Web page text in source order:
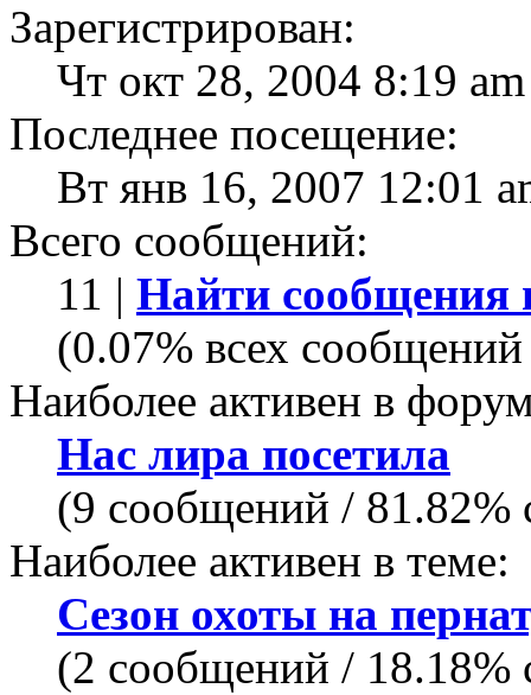
Зарегистрирован:
Чт окт 28, 2004 8:19 am
Последнее посещение:
Вт янв 16, 2007 12:01
Всего сообщений:
11 | Найти сообщения
(0.07% всех
Наиболее активен в
Нас лира посетила
(9 сообщений / 81.82%
Наиболее активен в теме:
Сезон охоты на
(2 сообщений / 18.18%